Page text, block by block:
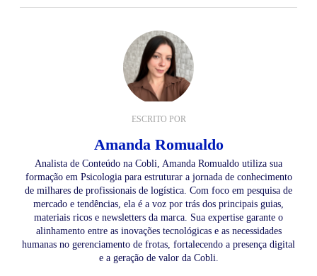
ESCRITO POR
Amanda Romualdo
Analista de Conteúdo na Cobli, Amanda Romualdo utiliza sua
formação em Psicologia para estruturar a jornada de conhecimento
de milhares de profissionais de logística. Com foco em pesquisa de
mercado e tendências, ela é a voz por trás dos principais guias,
materiais ricos e newsletters da marca. Sua expertise garante o
alinhamento entre as inovações tecnológicas e as necessidades
humanas no gerenciamento de frotas, fortalecendo a presença digital
e a geração de valor da Cobli.